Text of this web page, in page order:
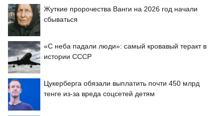
Жуткие пророчества Ванги на 2026 год начали
сбываться
«С неба падали люди»: самый кровавый теракт в
истории СССР
Цукерберга обязали выплатить почти 450 млрд
тенге из-за вреда соцсетей детям